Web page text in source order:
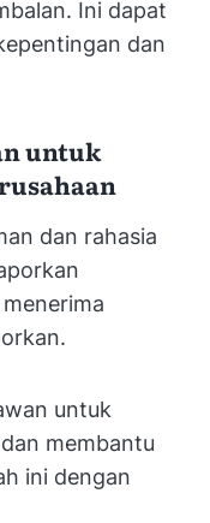
Ini dapat
dan
untuk
dan rahasia
untuk
membantu
ini dengan